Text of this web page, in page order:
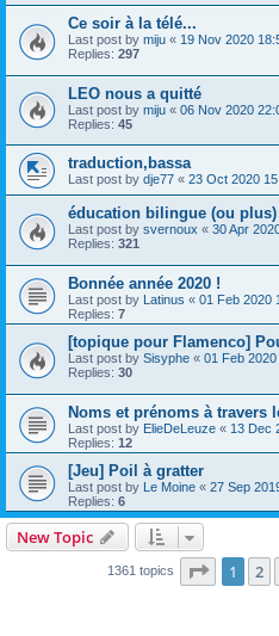
Ce soir à la télé...
Last post by miju « 19 Nov 2020
Replies: 297
LEO nous a quitté
Last post by miju « 06 Nov 2020
Replies: 45
traduction,bassa
Last post by dje77 « 23 Oct 2020
éducation bilingue (ou plus)
Last post by svernoux « 30 Apr
Replies: 321
Bonnée année 2020 !
Last post by Latinus « 01 Feb 2020
Replies: 7
[topique pour Flamenco]
Last post by Sisyphe « 01 Feb 2020
Replies: 30
Noms et prénoms à travers
Last post by ElieDeLeuze « 13 Dec
Replies: 12
[Jeu] Poil à gratter
Last post by Le Moine « 27 Sep
Replies: 6
New Topic
1361 topics Page 1of
1 2